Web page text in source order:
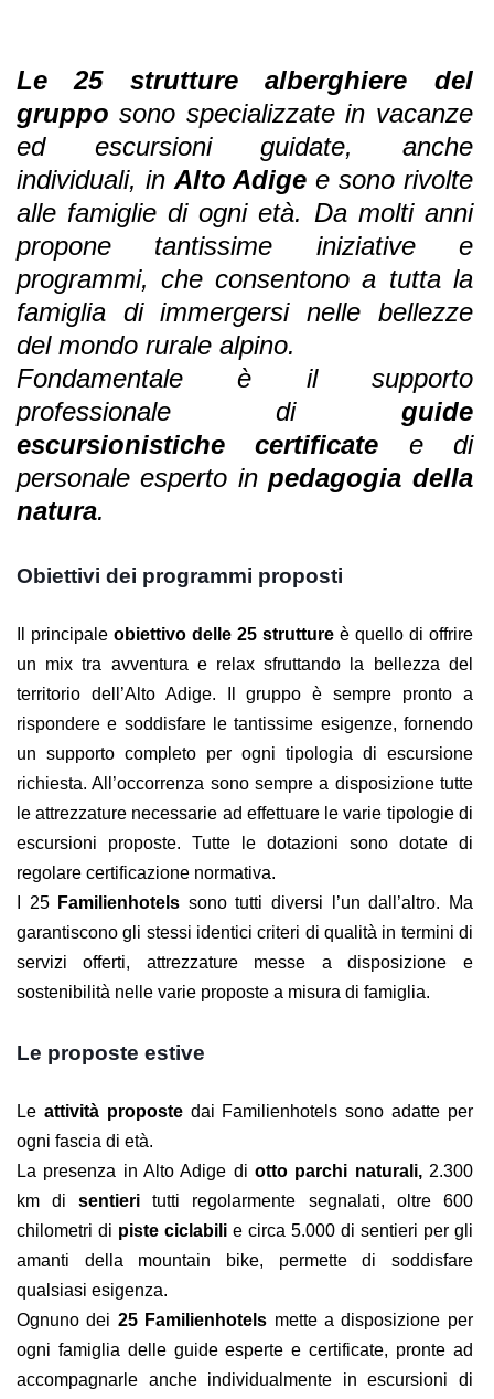
Le 25 strutture alberghiere del
gruppo sono specializzate in vacanze
ed escursioni guidate, anche
individuali, in Alto Adige e sono rivolte
alle famiglie di ogni età. Da molti anni
propone tantissime iniziative e
programmi, che consentono a tutta la
famiglia di immergersi nelle bellezze
del mondo rurale alpino.
Fondamentale è il supporto
professionale di guide
escursionistiche certificate e di
personale esperto inpedagogia della
natura.
Obiettivi dei programmi proposti
Il principale obiettivo delle 25 struttureè quello di offrire
un mix tra avventura e relax sfruttando la bellezza del
territorio dell’Alto Adige. Il gruppo è sempre pronto a
rispondere e soddisfare le tantissime esigenze, fornendo
un supporto completo per ogni tipologia di escursione
richiesta. All’occorrenza sono sempre a disposizione tutte
le attrezzature necessarie ad effettuare le varie tipologie di
escursioni proposte. Tutte le dotazioni sono dotate di
regolare certificazione normativa.
I 25 Familienhotels sono tutti diversi l’un dall’altro. Ma
garantiscono gli stessi identici criteri di qualità in termini di
servizi offerti, attrezzature messe a disposizione e
sostenibilità nelle varie proposte a misura di famiglia.
Le proposte estive
Le attività propostedai Familienhotels sono adatte per
ogni fascia di età.
La presenza in Alto Adige di otto parchi naturali,2.300
km disentieri tutti regolarmente segnalati, oltre 600
chilometri di piste ciclabili e circa 5.000 di sentieri per gli
amanti della mountain bike, permette di soddisfare
qualsiasi esigenza.
Ognuno dei 25 Familienhotels mette a disposizione per
ogni famiglia delle guide esperte e certificate, pronte ad
accompagnarle anche individualmente in escursioni di